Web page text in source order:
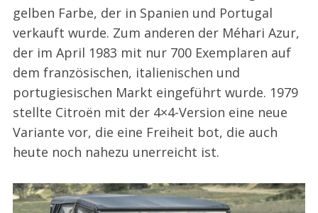
gelben Farbe, der in Spanien und Portugal
verkauft wurde. Zum anderen der Méhari Azur,
der im April 1983 mit nur 700 Exemplaren auf
dem französischen, italienischen und
portugiesischen Markt eingeführt wurde. 1979
stellte Citroën mit der 4×4-Version eine neue
Variante vor, die eine Freiheit bot, die auch
heute noch nahezu unerreicht ist.